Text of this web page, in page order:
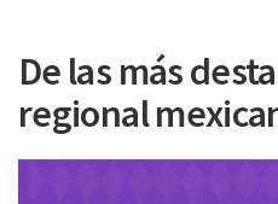
De las más
regional